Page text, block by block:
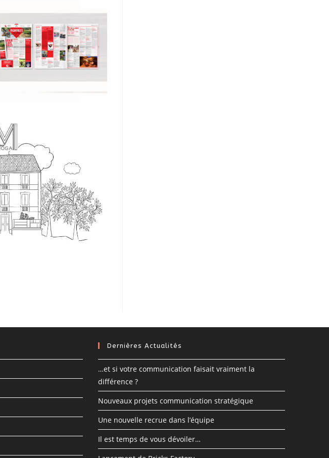
Dernières Actualités
…et si votre communication faisait vraiment la
différence ?
Nouveaux projets communication stratégique
Une nouvelle recrue dans l’équipe
Il est temps de vous dévoiler…